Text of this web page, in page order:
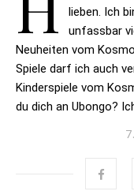
lieben. Ich
unfassbar
Neuheiten vom
Spiele darf ich auch
Kinderspiele vom
du dich an Ubongo?